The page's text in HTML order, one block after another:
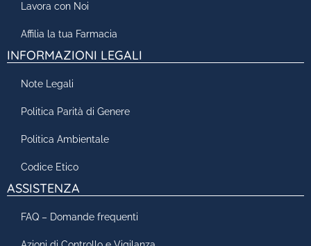
Lavora con Noi
Affilia la tua Farmacia
INFORMAZIONI LEGALI
Note Legali
Politica Parità di Genere
Politica Ambientale
Codice Etico
ASSISTENZA
FAQ – Domande frequenti